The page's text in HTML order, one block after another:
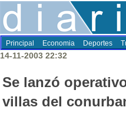
Principal Economia Deportes
14-11-2003 22:32
Se lanzó
villas del